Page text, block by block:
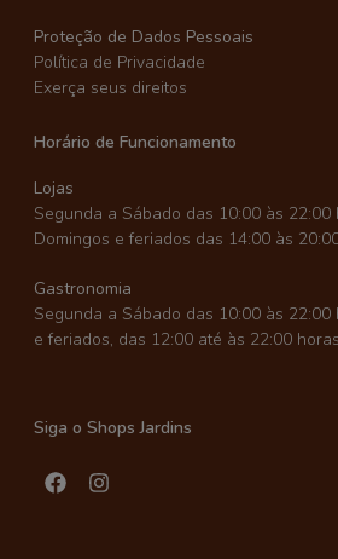
Proteção de Dados Pessoais
Política de Privacidade
Exerça seus direitos
Horário de Funcionamento
Lojas
Segunda a Sábado das 10:00 às 22:00
Domingos e feriados das 14:00 às
Gastronomia
Segunda a Sábado das 10:00 às
e feriados, das 12:00 até às 22:00 horas
Siga o Shops Jardins